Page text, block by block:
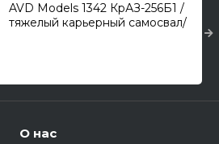
AVD Models 1342 КрАЗ-256Б1 /
тяжелый карьерный самосвал/
О нас